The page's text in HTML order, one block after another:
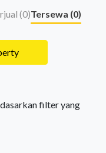
(0)Tersewa (0)
filter yang